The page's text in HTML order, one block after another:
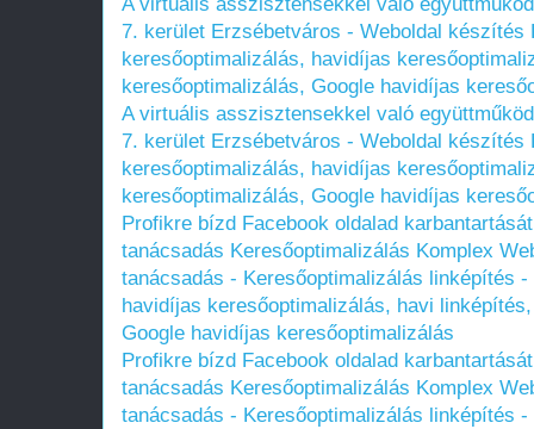
7. kerület Erzsébetváros - Weboldal készítés
keresőoptimalizálás, havidíjas
keresőoptimalizálás, Google havidíjas
A virtuális asszisztensekkel való
7. kerület Erzsébetváros - Weboldal készítés
keresőoptimalizálás, havidíjas
keresőoptimalizálás, Google havidíjas
Profikre bízd Facebook oldalad
tanácsadás Keresőoptimalizálás Komplex
tanácsadás - Keresőoptimalizálás linképítés
havidíjas keresőoptimalizálás, havi
Google havidíjas keresőoptimalizálás
Profikre bízd Facebook oldalad
tanácsadás Keresőoptimalizálás Komplex
tanácsadás - Keresőoptimalizálás linképítés